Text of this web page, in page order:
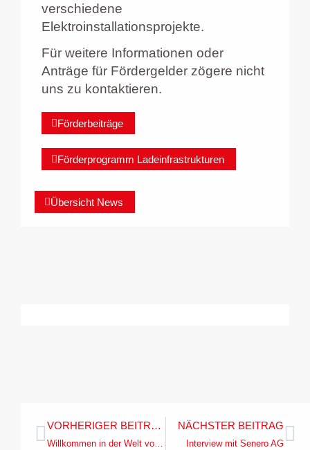
verschiedene
Elektroinstallationsprojekte.
Für weitere Informationen oder
Anträge für Fördergelder zögere nicht
uns zu kontaktieren.
Förderbeiträge
Förderprogramm Ladeinfrastrukturen
Übersicht News
VORHERIGER BEITRAG
Willkommen in der Welt von Loxone
NÄCHSTER BEITRAG
Interview mit Senero AG